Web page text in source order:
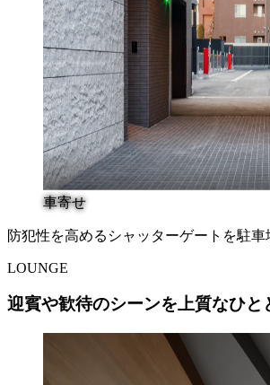
車寄せ
防犯性を高めるシャッターゲートを駐車
LOUNGE
迎賓や歓待のシーンを上質なひと